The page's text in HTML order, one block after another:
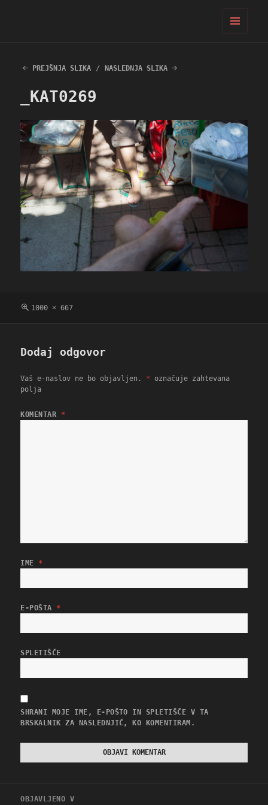
PREJŠNJA SLIKA
NASLEDNJA SLIKA
_KAT0269
Polna
1000 × 667
Dodaj odgovor
Vaš e-naslov ne bo objavljen. *
označuje zahtevana
polja
KOMENTAR *
IME *
E-POŠTA *
SPLETIŠČE
SHRANI MOJE IME, E-POŠTO IN SPLETIŠČE V TA
BRSKALNIK ZA NASLEDNJIČ, KO KOMENTIRAM.
OBJAVLJENO V